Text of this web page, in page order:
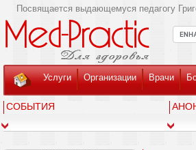
Посвящается выдающемуся педагогу
Услуги Организации Врачи
СОБЫТИЯ